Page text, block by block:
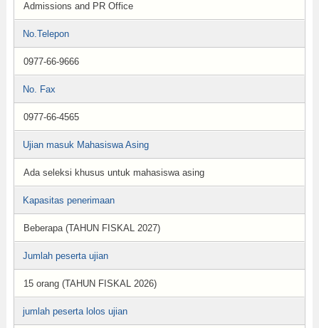
Admissions and PR Office
No.Telepon
0977-66-9666
No. Fax
0977-66-4565
Ujian masuk Mahasiswa Asing
Ada seleksi khusus untuk mahasiswa asing
Kapasitas penerimaan
Beberapa (TAHUN FISKAL 2027)
Jumlah peserta ujian
15 orang (TAHUN FISKAL 2026)
jumlah peserta lolos ujian